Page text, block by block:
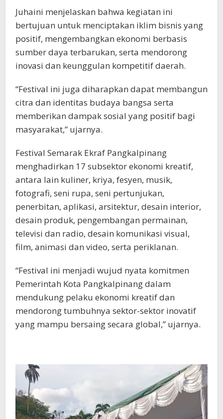
Juhaini menjelaskan bahwa kegiatan ini
bertujuan untuk menciptakan iklim bisnis yang
positif, mengembangkan ekonomi berbasis
sumber daya terbarukan, serta mendorong
inovasi dan keunggulan kompetitif daerah.
“Festival ini juga diharapkan dapat membangun
citra dan identitas budaya bangsa serta
memberikan dampak sosial yang positif bagi
masyarakat,” ujarnya.
Festival Semarak Ekraf Pangkalpinang
menghadirkan 17 subsektor ekonomi kreatif,
antara lain kuliner, kriya, fesyen, musik,
fotografi, seni rupa, seni pertunjukan,
penerbitan, aplikasi, arsitektur, desain interior,
desain produk, pengembangan permainan,
televisi dan radio, desain komunikasi visual,
film, animasi dan video, serta periklanan.
“Festival ini menjadi wujud nyata komitmen
Pemerintah Kota Pangkalpinang dalam
mendukung pelaku ekonomi kreatif dan
mendorong tumbuhnya sektor-sektor inovatif
yang mampu bersaing secara global,” ujarnya.